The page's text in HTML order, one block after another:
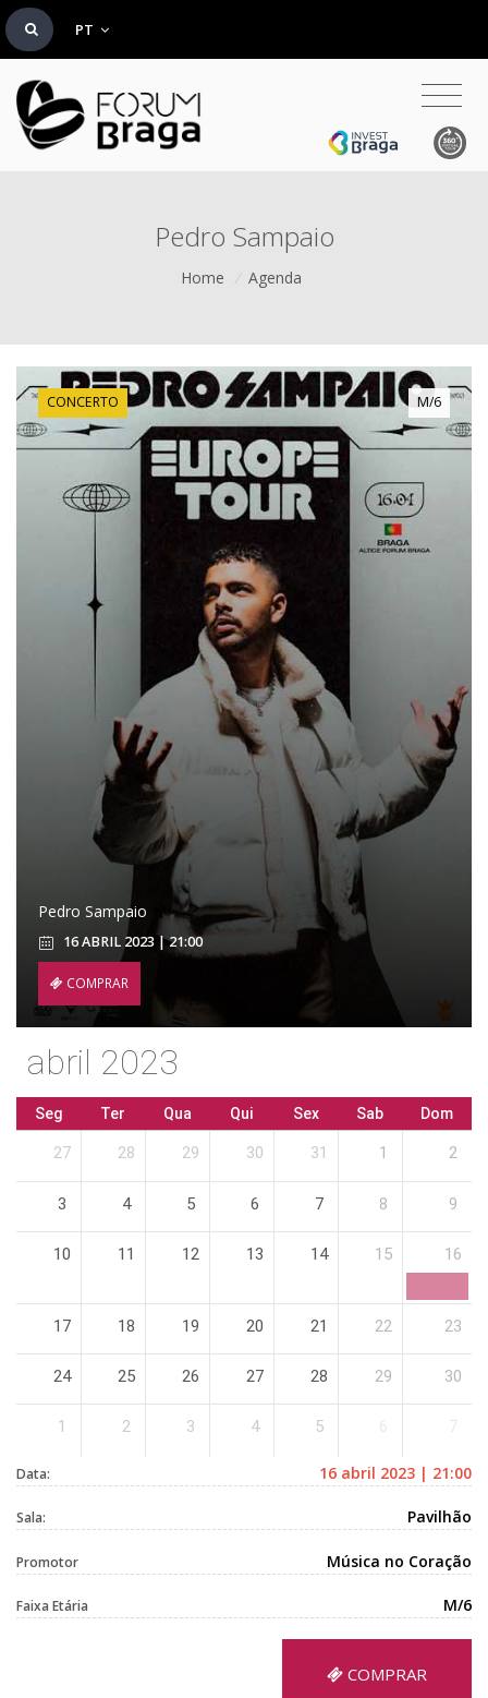
PT
Pedro Sampaio
Home / Agenda
CONCERTO M/6
Pedro Sampaio
16 ABRIL 2023 | 21:00
COMPRAR
abril 2023
Seg Ter Qua Qui Sex Sab Dom
27 28 29 30 31 1 2
3 4 5 6 7 8 9
10 11 12 13 14 15 16
17 18 19 20 21 22 23
24 25 26 27 28 29 30
1 2 3 4 5
Data: 16 abril 2023 | 21:00
Sala: Pavilhão
Promotor Música no Coração
Faixa Etária M/6
COMPRAR